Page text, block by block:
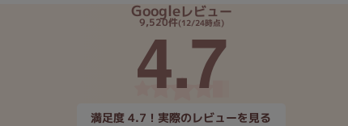
Googleレビュー
9,520件(12/24時点)
4.7
満足度 4.7！実際のレビューを見る